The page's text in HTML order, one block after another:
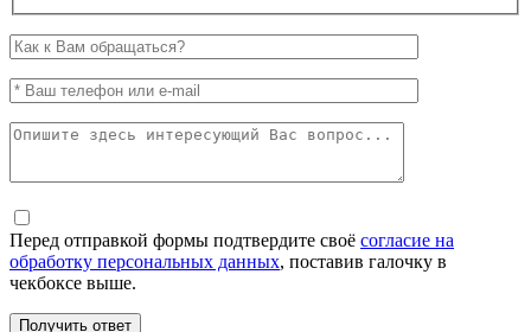
Перед отправкой формы подтвердите своё согласие на
обработку персональных данных, поставив галочку в
чекбоксе выше.